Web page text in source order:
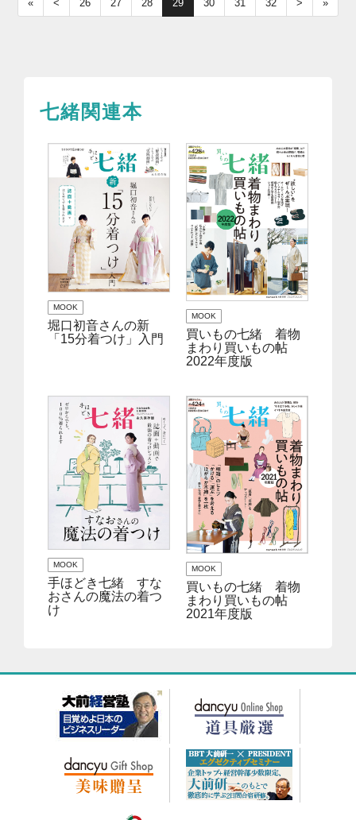
« < 26 27 28 29 30 31 32 > »
七緒関連本
MOOK
堀口初音さんの新
「15分着つけ」入門
MOOK
買いもの七緒 着物
まわり買いもの帖
2022年度版
MOOK
手ほどき七緒 すな
おさんの魔法の着つ
け
MOOK
買いもの七緒 着物
まわり買いもの帖
2021年度版